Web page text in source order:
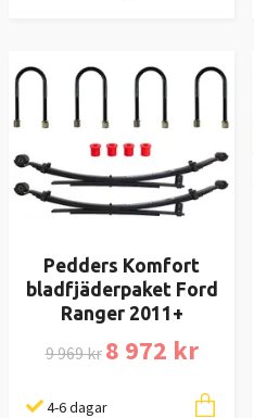
Pedders Komfort
bladfjäderpaket Ford
Ranger 2011+
9 969 kr 8 972 kr
4-6 dagar